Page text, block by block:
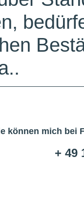
können mich bei
+ 49